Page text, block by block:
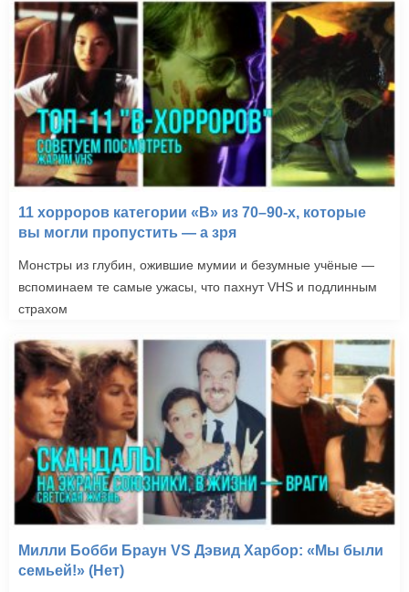
11 хорроров категории «B» из 70–90-х, которые
вы могли пропустить — а зря
Монстры из глубин, ожившие мумии и безумные учёные —
вспоминаем те самые ужасы, что пахнут VHS и подлинным
страхом
Милли Бобби Браун VS Дэвид Харбор: «Мы были
семьей!» (Нет)